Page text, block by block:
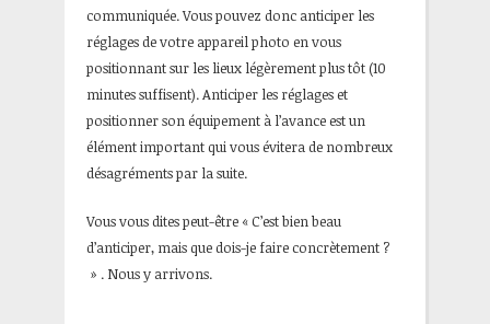
communiquée. Vous pouvez donc anticiper les
réglages de votre appareil photo en vous
positionnant sur les lieux légèrement plus tôt (10
minutes suffisent). Anticiper les réglages et
positionner son équipement à l’avance est un
élément important qui vous évitera de nombreux
désagréments par la suite.
Vous vous dites peut-être « C’est bien beau
d’anticiper, mais que dois-je faire concrètement ?
» . Nous y arrivons.